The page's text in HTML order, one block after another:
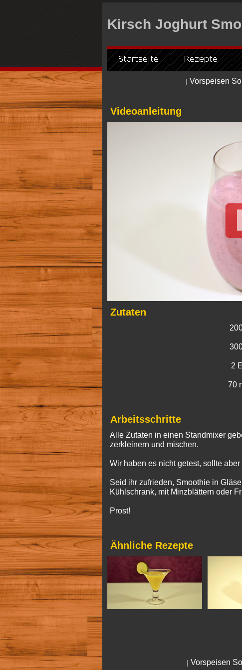
Kirsch Joghurt
| Vorspeisen
Videoanleitung
Zutaten
2
70
Arbeitsschritte
Alle Zutaten in einen Standmixer
zerkleinern und mischen.
Wir haben es nicht getest, sollte
Seid ihr zufrieden, Smoothie in
Kühlschrank, mit Minzblättern oder
Prost!
Ähnliche Rezepte
| Vorspeisen